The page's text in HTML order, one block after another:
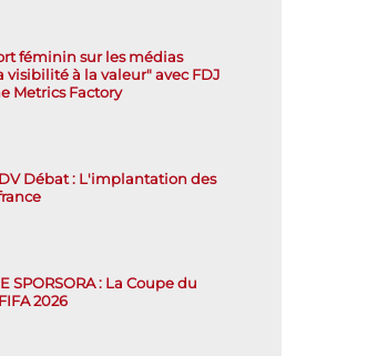
féminin sur les médias
visibilité à la valeur" avec FDJ
Metrics Factory
Débat : L'implantation des
SPORSORA : La Coupe du
2026